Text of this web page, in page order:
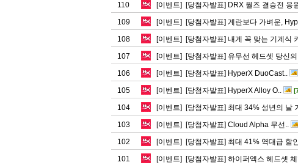
110
[이벤트] [당첨자발표] DRX 월즈 결승전 응
109
[이벤트] [당첨자발표] 계란보다 가벼운,
108
[이벤트] [당첨자발표] 내게 꼭 맞는 기계식
107
[이벤트] [당첨자발표] 유무선 헤드셋 당신
106
[이벤트] [당첨자발표] HyperX DuoCast..
105
[이벤트] [당첨자발표] HyperX Alloy O..
104
[이벤트] [당첨자발표] 최대 34% 성년의 날
103
[이벤트] [당첨자발표] Cloud Alpha 무선..
102
[이벤트] [당첨자발표] 최대 41% 역대급 할
101
[이벤트] [당첨자발표] 하이퍼엑스 헤드셋